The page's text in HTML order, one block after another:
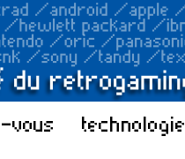
vous technologie